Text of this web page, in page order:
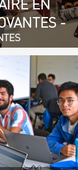
EN
-